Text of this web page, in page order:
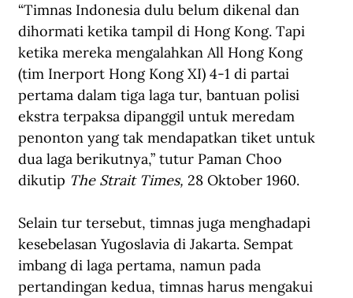
“Timnas Indonesia dulu belum dikenal dan
dihormati ketika tampil di Hong Kong. Tapi
ketika mereka mengalahkan All Hong Kong
(tim Inerport Hong Kong XI) 4-1 di partai
pertama dalam tiga laga tur, bantuan polisi
ekstra terpaksa dipanggil untuk meredam
penonton yang tak mendapatkan tiket untuk
dua laga berikutnya,” tutur Paman Choo
dikutip The Strait Times, 28 Oktober 1960.
Selain tur tersebut, timnas juga menghadapi
kesebelasan Yugoslavia di Jakarta. Sempat
imbang di laga pertama, namun pada
pertandingan kedua, timnas harus mengakui